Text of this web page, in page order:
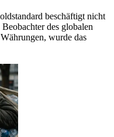
beschäftigt nicht
des globalen
wurde das